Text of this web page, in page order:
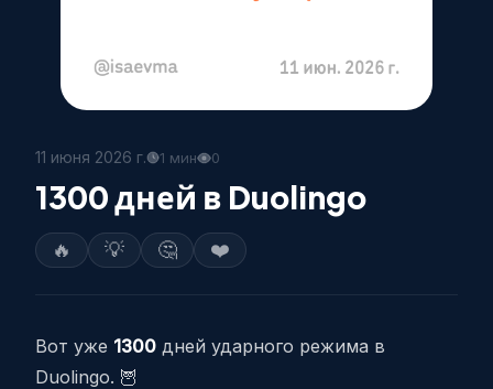
11 июня 2026 г. 1 мин 0
1300 дней в Duolingo
🔥 💡 🤔 ❤️
Вот уже 1300 дней ударного режима в
Duolingo. 🦉